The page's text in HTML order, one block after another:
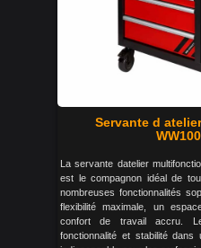
Servante d
La servante datelier
est le compagnon idéal de
nombreuses fonctionnalités
flexibilité maximale, un
confort de travail accru. Le
fonctionnalité et stabilité